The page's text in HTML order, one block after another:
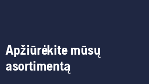
Apžiūrėkite mūsų
asortimentą